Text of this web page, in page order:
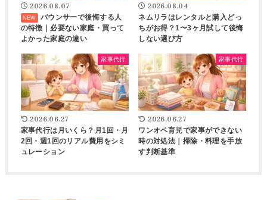
2026.08.07
バウンサーで後悔する人
の特徴｜必要ない家庭・買って
よかった家庭の違い
2026.08.04
ネムリラはレンタルと購入どっ
ちがお得？1〜3ヶ月試して後悔
しない選び方
家事代行
2026.06.27
家事代行は月いくら？月1回・月
2回・週1回のリアル費用をシミ
ュレーション
家事代行
2026.06.27
ワンオペ育児で家事ができない
時の対処法｜掃除・料理を手放
す判断基準